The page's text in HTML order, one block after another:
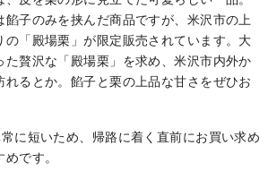
餡子のみを挟んだ商品ですが、米沢市の上
の「殿場栗」が限定販売されています。大
た贅沢な「殿場栗」を求め、米沢市内外か
れるとか。餡子と栗の上品な甘さをぜひお
に短いため、帰路に着く直前にお買い求め
です。